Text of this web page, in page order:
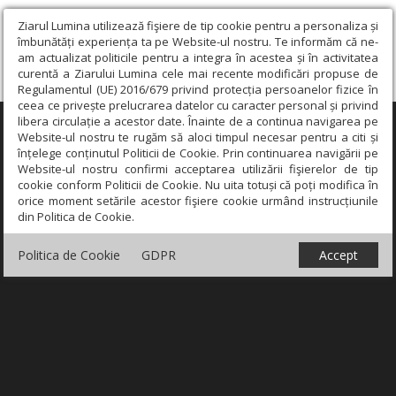
Ziarul Lumina utilizează fişiere de tip cookie pentru a personaliza și
îmbunătăți experiența ta pe Website-ul nostru. Te informăm că ne-
am actualizat politicile pentru a integra în acestea și în activitatea
curentă a Ziarului Lumina cele mai recente modificări propuse de
Regulamentul (UE) 2016/679 privind protecția persoanelor fizice în
ceea ce privește prelucrarea datelor cu caracter personal și privind
libera circulație a acestor date. Înainte de a continua navigarea pe
Website-ul nostru te rugăm să aloci timpul necesar pentru a citi și
înțelege conținutul Politicii de Cookie. Prin continuarea navigării pe
Website-ul nostru confirmi acceptarea utilizării fişierelor de tip
cookie conform Politicii de Cookie. Nu uita totuși că poți modifica în
orice moment setările acestor fişiere cookie urmând instrucțiunile
din Politica de Cookie.
Politica de Cookie GDPR Accept
×